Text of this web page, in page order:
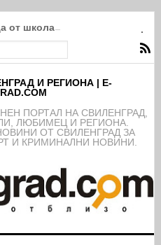
от школата на ФК
И РЕГИОНА | E-
ПОРТАЛ НА СВИЛЕНГРАД,
ЛЮБИМЕЦ И РЕГИОНА.
ОТ СВИЛЕНГРАД ЗА
И КРИМИНАЛНИ НОВИНИ.